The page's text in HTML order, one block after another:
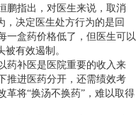
鹏指出，对医生来说，取消
，决定医生处方行为的是回
一盒药价格低了，但医生可以
有效遏制。
药补医是医院重要的收入来
推进医药分开，还需绩效考
革将“换汤不换药”，难以取得